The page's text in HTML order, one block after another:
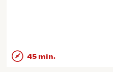
45 min.